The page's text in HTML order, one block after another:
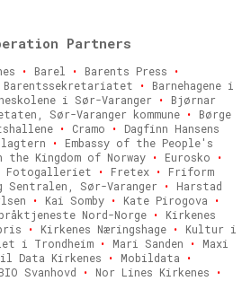
Partners
• Barel • Barents Press
•
Barentssekretariatet • Barnehagene i
i Sør-Varanger •
Bjørnar
Sør-Varanger kommune • Børge
• Cramo •
Dagfinn Hansens
•
Embassy of the People's
Kingdom of Norway • Eurosko
•
Fotogalleriet • Fretex •
Friform
Sør-Varanger •
Harstad
• Kai Somby • Kate Pirogova
•
Nord-Norge •
Kirkenes
• Kirkenes Næringshage • Kultur i
i Trondheim • Mari Sanden • Maxi
Data Kirkenes • Mobildata
•
Svanhovd • Nor Lines Kirkenes
•